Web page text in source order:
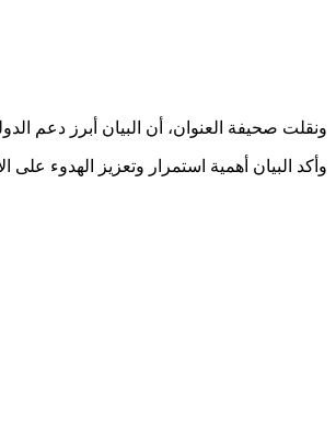
ونقلت صحيفة العنوان، أن البيان أبرز دعم
وأكد البيان أهمية استمرار وتعزيز الهدوء على